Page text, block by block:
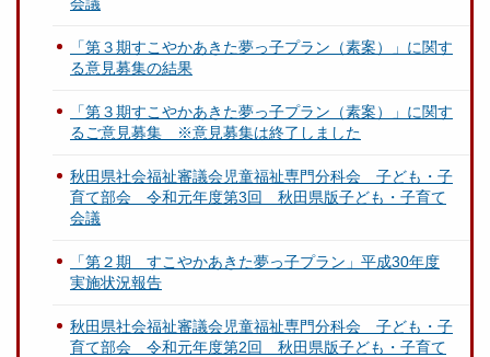
「第３期すこやかあきた夢っ子プラン（素案）」に関す
る意見募集の結果
「第３期すこやかあきた夢っ子プラン（素案）」に関す
るご意見募集 ※意見募集は終了しました
秋田県社会福祉審議会児童福祉専門分科会 子ども・子
育て部会 令和元年度第3回 秋田県版子ども・子育て
会議
「第２期 すこやかあきた夢っ子プラン」平成30年度
実施状況報告
秋田県社会福祉審議会児童福祉専門分科会 子ども・子
育て部会 令和元年度第2回 秋田県版子ども・子育て